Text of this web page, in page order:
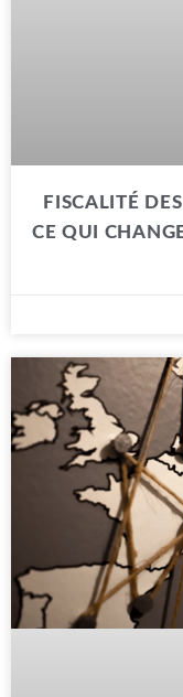
FISCALITÉ
CE QUI